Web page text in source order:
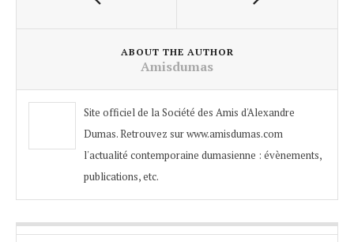
ABOUT THE AUTHOR
Amisdumas
Site officiel de la Société des Amis d'Alexandre
Dumas. Retrouvez sur www.amisdumas.com
l'actualité contemporaine dumasienne : évènements,
publications, etc.